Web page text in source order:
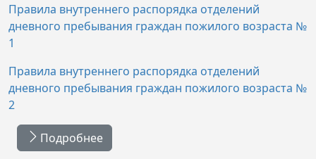
Правила внутреннего распорядка отделений
дневного пребывания граждан пожилого возраста №
1
Правила внутреннего распорядка отделений
дневного пребывания граждан пожилого возраста №
2
Подробнее